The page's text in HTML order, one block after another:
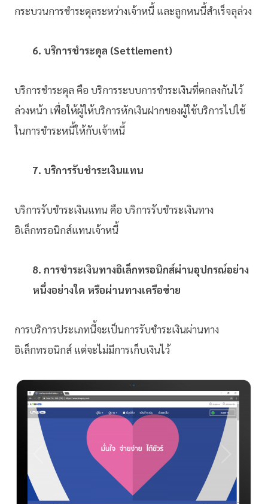
กระบวนการชำระดุลระหว่างเจ้าหนี้ และลูกหนนี้สำเร็จลุล่วง
6. บริการชำระดุล (Settlement)
บริการชำระดุล คือ บริการระบบการชําระเงินที่ตกลงกันไว้
ล่วงหน้า เพื่อให้ผู้ให้บริการหักเงินฝากของผู้ใช้บริการไปใช้
ในการชำระหนี้ให้กับเจ้าหนี้
7. บริการรับชำระเงินแทน
บริการรับชำระเงินแทน คือ บริการรับชําระเงินทาง
อิเล็กทรอนิกส์แทนเจ้าหนี้
8. การชำระเงินทางอิเล็กทรอนิกส์ผ่านอุปกรณ์อย่าง
หนึ่งอย่างใด หรือผ่านทางเครือข่าย
การบริการประเภทนี้จะเป็นการรับชำระเงินผ่านทาง
อิเล็กทรอนิกส์ แต่จะไม่มีการเก็บเงินไว้